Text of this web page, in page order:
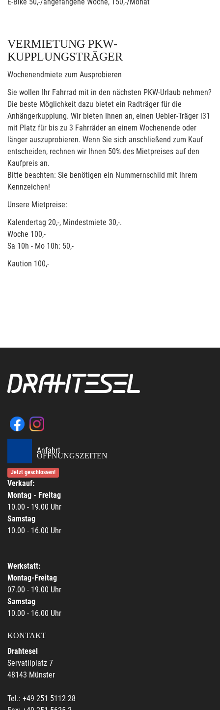
VERMIETUNG PKW-
KUPPLUNGSTRÄGER
Wochenendmiete zum Ausprobieren
Sie wollen Ihr Fahrrad mit in den nächsten PKW-Urlaub nehmen?
Die beste Möglichkeit dazu bietet ein Radträger für die
Anhängerkupplung. Wir bieten Ihnen an, einen Uebler-Träger i31
mit Platz für bis zu 3 Fahrräder an einem Wochenende oder
länger auszuprobieren. Wenn Sie sich anschließend zum Kauf
entscheiden, rechnen wir Ihnen 50% des Mietpreises auf den
Kaufpreis an.
Bitte beachten: Sie benötigen ein Nummernschild mit Ihrem
Kennzeichen!
Unsere Mietpreise:
Kalendertag 20,-, Mindestmiete 30,-.
Woche 100,-
Sa 10h - Mo 10h: 50,-
Kaution 100,-
Anfahrt
ÖFFNUNGSZEITEN
Jetzt geschlossen!
Verkauf:
Montag - Freitag
10.00 - 19.00 Uhr
Samstag
10.00 - 16.00 Uhr
Werkstatt:
Montag-Freitag
07.00 - 19.00 Uhr
Samstag
10.00 - 16.00 Uhr
KONTAKT
Drahtesel
Servatiiplatz 7
48143 Münster
Tel.: +49 251 5112 28